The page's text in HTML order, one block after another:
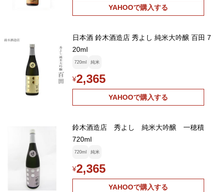
YAHOOで購入する
日本酒 鈴木酒造店 秀よし 純米大吟醸 百田 7
20ml
720ml 純米
¥2,365
YAHOOで購入する
鈴木酒造店 秀よし 純米大吟醸 一穂積
720ml
720ml 純米
¥2,365
YAHOOで購入する